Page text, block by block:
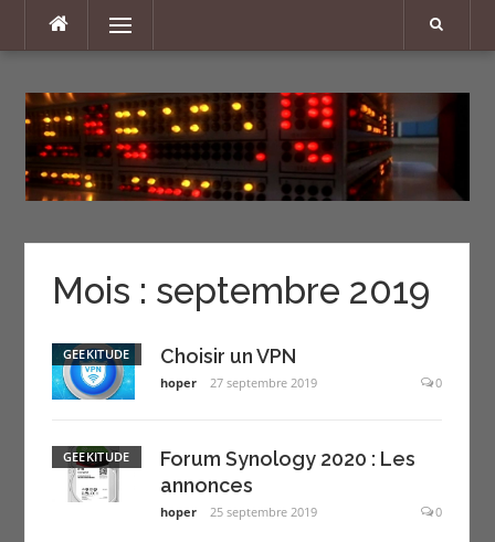
Menu
Mois : septembre 2019
GEEKITUDE Choisir un VPN
hoper 27 septembre 2019 0
GEEKITUDE
Forum Synology 2020 : Les
annonces
hoper 25 septembre 2019 0